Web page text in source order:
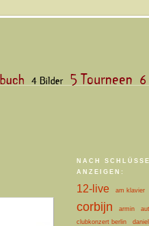
NACH
ANZEIGEN:
12-live am klavier
corbijn
armin
clubkonzert berlin